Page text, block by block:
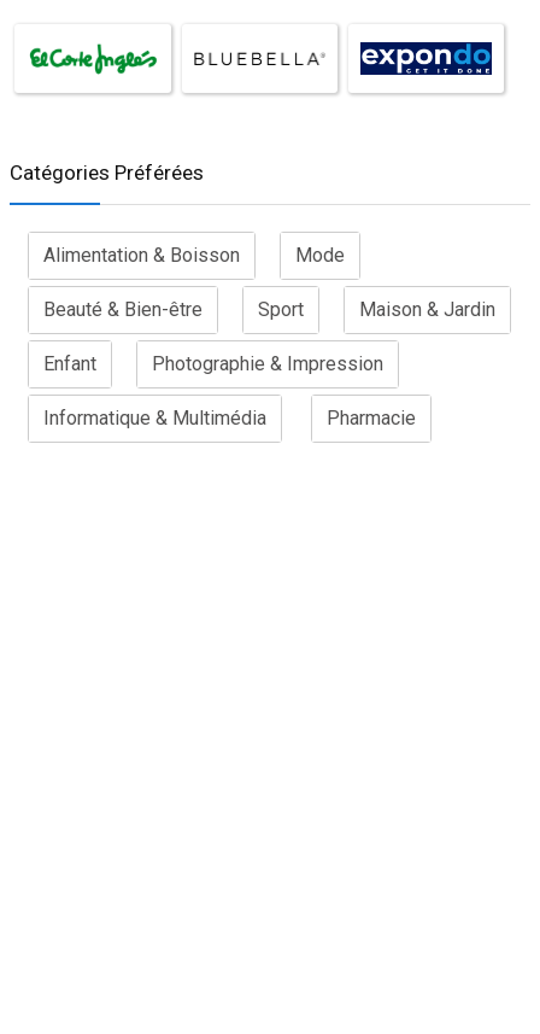
Catégories Préférées
Alimentation & Boisson Mode
Beauté & Bien-être Sport Maison & Jardin
Enfant Photographie & Impression
Informatique & Multimédia Pharmacie